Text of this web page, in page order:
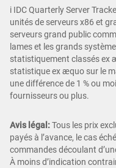
i IDC Quarterly Server
unités de serveurs x86 et
serveurs grand public
lames et les grands
statistiquement classés ex
statistique ex æquo sur le
une différence de 1 % ou
fournisseurs ou plus.
Avis légal:Tous les prix
payés à l’avance, le cas
commandes découlant
À moins d’indication